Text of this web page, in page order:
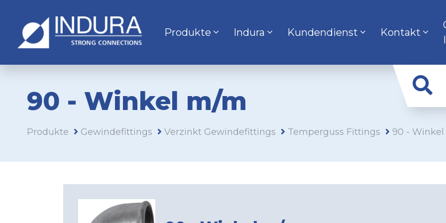
Produkte Indura Kundendienst Kontakt
90 - Winkel m/m
Produkte Gewindefittings Verzinkt Gewindefittings Temperguss Fittings 90 -